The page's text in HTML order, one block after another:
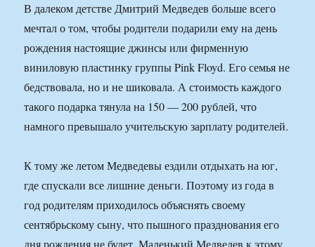
В далеком детстве Дмитрий Медведев больше всего
мечтал о том, чтобы родители подарили ему на день
рождения настоящие джинсы или фирменную
виниловую пластинку группы Pink Floyd. Его семья не
бедствовала, но и не шиковала. А стоимость каждого
такого подарка тянула на 150 — 200 рублей, что
намного превышало учительскую зарплату родителей.
К тому же летом Медведевы ездили отдыхать на юг,
где спускали все лишние деньги. Поэтому из года в
год родителям приходилось объяснять своему
сентябрьскому сыну, что пышного празднования его